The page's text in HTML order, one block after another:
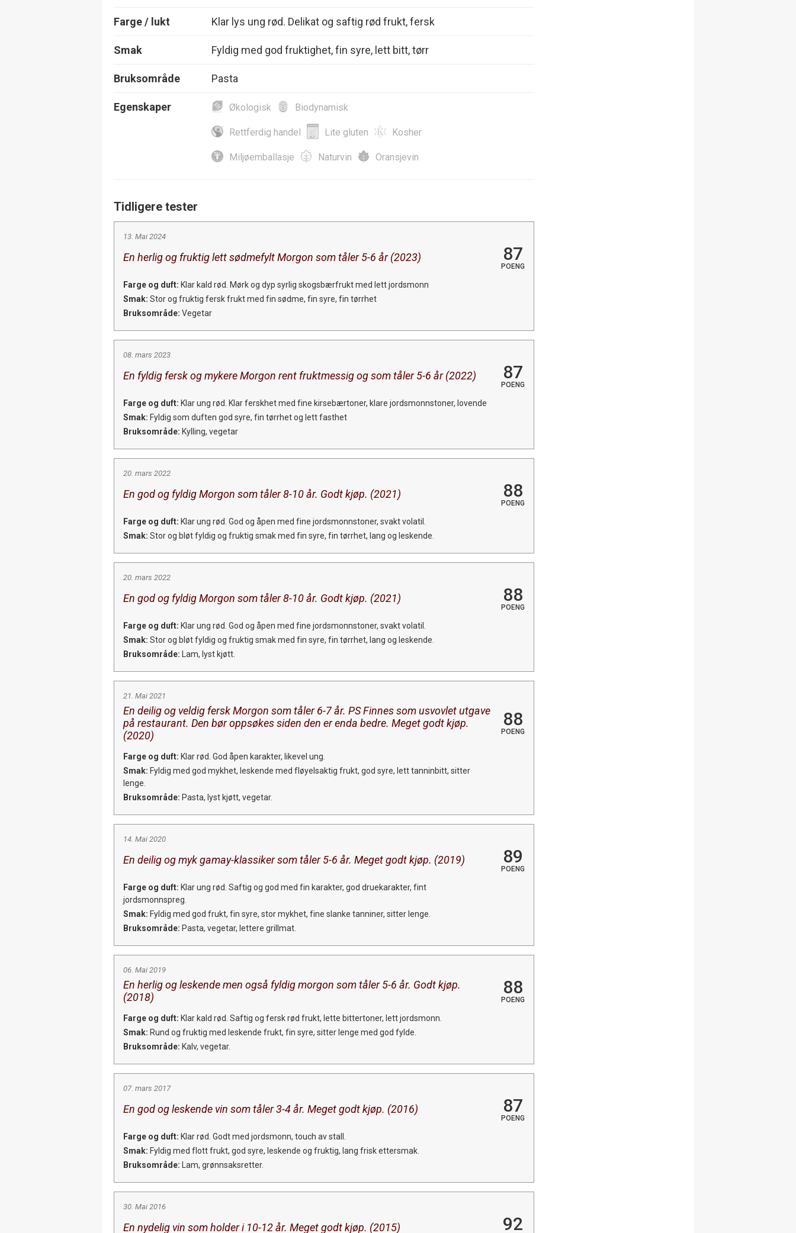
Farge / lukt Klar lys ung rød. Delikat og saftig rød frukt, fersk
Smak Fyldig med god fruktighet, fin syre, lett bitt, tørr
Bruksområde Pasta
Egenskaper Økologisk Biodynamisk
Rettferdig handel Lite gluten Kosher
Miljøemballasje Naturvin Oransjevin
Tidligere tester
13. Mai 2024
En herlig og fruktig lett sødmefylt Morgon som tåler 5-6 år (2023) 87
POENG
Farge og duft: Klar kald rød. Mørk og dyp syrlig skogsbærfrukt med lett jordsmonn
Smak: Stor og fruktig fersk frukt med fin sødme, fin syre, fin tørrhet
Bruksområde: Vegetar
08. mars 2023
En fyldig fersk og mykere Morgon rent fruktmessig og som tåler 5-6 år (2022) 87
POENG
Farge og duft: Klar ung rød. Klar ferskhet med fine kirsebærtoner, klare jordsmonnstoner, lovende
Smak: Fyldig som duften god syre, fin tørrhet og lett fasthet
Bruksområde: Kylling, vegetar
20. mars 2022
En god og fyldig Morgon som tåler 8-10 år. Godt kjøp. (2021) 88
POENG
Farge og duft: Klar ung rød. God og åpen med fine jordsmonnstoner, svakt volatil.
Smak: Stor og bløt fyldig og fruktig smak med fin syre, fin tørrhet, lang og leskende.
20. mars 2022
En god og fyldig Morgon som tåler 8-10 år. Godt kjøp. (2021) 88
POENG
Farge og duft: Klar ung rød. God og åpen med fine jordsmonnstoner, svakt volatil.
Smak: Stor og bløt fyldig og fruktig smak med fin syre, fin tørrhet, lang og leskende.
Bruksområde: Lam, lyst kjøtt.
21. Mai 2021
En deilig og veldig fersk Morgon som tåler 6-7 år. PS Finnes som usvovlet utgave
på restaurant. Den bør oppsøkes siden den er enda bedre. Meget godt kjøp.
(2020)
88
POENG
Farge og duft: Klar rød. God åpen karakter, likevel ung.
Smak: Fyldig med god mykhet, leskende med fløyelsaktig frukt, god syre, lett tanninbitt, sitter
lenge.
Bruksområde: Pasta, lyst kjøtt, vegetar.
14. Mai 2020
En deilig og myk gamay-klassiker som tåler 5-6 år. Meget godt kjøp. (2019) 89
POENG
Farge og duft: Klar ung rød. Saftig og god med fin karakter, god druekarakter, fint
jordsmonnspreg.
Smak: Fyldig med god frukt, fin syre, stor mykhet, fine slanke tanniner, sitter lenge.
Bruksområde: Pasta, vegetar, lettere grillmat.
06. Mai 2019
En herlig og leskende men også fyldig morgon som tåler 5-6 år. Godt kjøp.
(2018)
88
POENG
Farge og duft: Klar kald rød. Saftig og fersk rød frukt, lette bittertoner, lett jordsmonn.
Smak: Rund og fruktig med leskende frukt, fin syre, sitter lenge med god fylde.
Bruksområde: Kalv, vegetar.
07. mars 2017
En god og leskende vin som tåler 3-4 år. Meget godt kjøp. (2016) 87
POENG
Farge og duft: Klar rød. Godt med jordsmonn, touch av stall.
Smak: Fyldig med flott frukt, god syre, leskende og fruktig, lang frisk ettersmak.
Bruksområde: Lam, grønnsaksretter.
30. Mai 2016
En nydelig vin som holder i 10-12 år. Meget godt kjøp. (2015) 92